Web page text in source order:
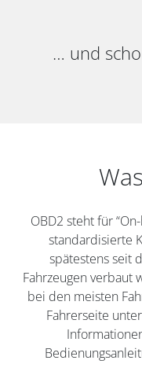
… und
OBD2 steht für
standardisierte
spätestens seit
Fahrzeugen verbaut
bei den meisten
Fahrerseite